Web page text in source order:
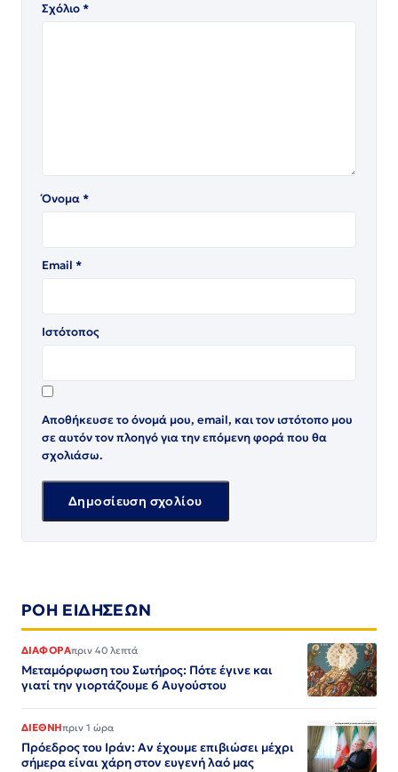
Σχόλιο*
Όνομα*
Email *
Ιστότοπος
Αποθήκευσε το όνομά μου, email, και τον ιστότοπο μου
σε αυτόν τον πλοηγό για την επόμενη φορά που θα
σχολιάσω.
ΡΟΗ ΕΙΔΗΣΕΩΝ
ΔΙΑΦΟΡΑπριν 40 λεπτά
Μεταμόρφωση του Σωτήρος: Πότε έγινε και
γιατί την γιορτάζουμε 6 Αυγούστου
ΔΙΕΘΝΗπριν 1 ώρα
Πρόεδρος του Ιράν: Αν έχουμε επιβιώσει μέχρι
σήμερα είναι χάρη στον ευγενή λαό μας